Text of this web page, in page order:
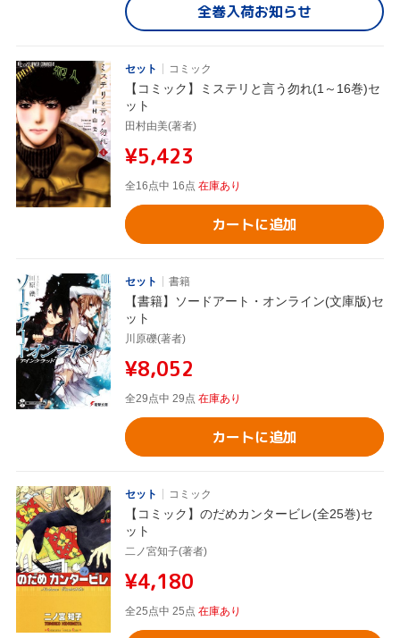
全巻入荷お知らせ
セット コミック
【コミック】ミステリと言う勿れ(1～16巻)セ
ット
田村由美(著者)
¥5,423
全16点中 16点 在庫あり
カートに追加
セット 書籍
【書籍】ソードアート・オンライン(文庫版)セ
ット
川原礫(著者)
¥8,052
全29点中 29点 在庫あり
カートに追加
セット コミック
【コミック】のだめカンタービレ(全25巻)セ
ット
二ノ宮知子(著者)
¥4,180
全25点中 25点 在庫あり